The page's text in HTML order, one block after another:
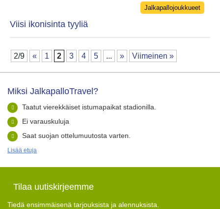
Categories
Jalkapallojoukkueet
Viisi ikonisinta tyyliä
2/9 « 1 2 3 4 5 ... » Viimeinen »
Miksi JalkapalloTravel?
Taatut vierekkäiset istumapaikat stadionilla.
Ei varauskuluja
Saat suojan ottelumuutosta varten.
Lisää etuja
Tilaa uutiskirjeemme
Tiedä ensimmäisenä tarjouksista ja alennuksista.